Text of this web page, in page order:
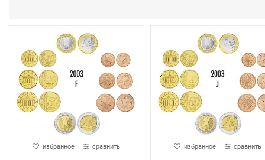
избранное сравнить избранное сравнить